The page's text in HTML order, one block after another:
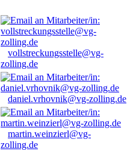
vollstreckungsstelle@vg-
zolling.de
daniel.vrhovnik@vg-zolling.de
martin.weinzierl@vg-
zolling.de